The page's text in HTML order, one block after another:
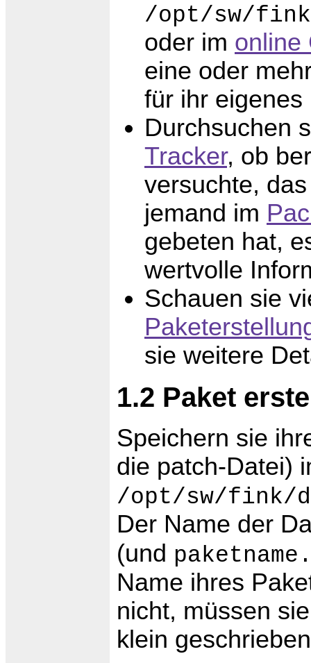
/opt/sw/
oder im online
eine oder
für ihr eigenes
Durchsuchen
Tracker, ob
versuchte,
jemand im
gebeten hat,
wertvolle
Schauen sie
sie weitere
1.2 Paket
Speichern sie
die patch-Datei)
/opt/sw/fink/
Der Name der
(und
Name ihres
nicht, müssen
klein